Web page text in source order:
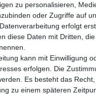
zu personalisieren,
oder Zugriffe auf
erfolgt
diese Daten mit Dritten,
kann mit Einwilligung
erfolgen. Die
Es besteht das
zu einem späteren